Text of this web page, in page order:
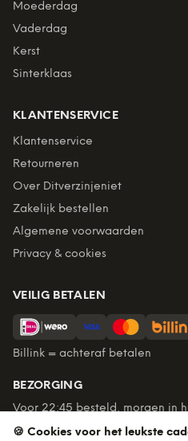
Moederdag
Vaderdag
Kerst
Sinterklaas
KLANTENSERVICE
Klantenservice
Retourneren
Over Ditverzinjeniet
Zakelijk bestellen
Algemene voorwaarden
Privacy & cookies
VEILIG BETALEN
Billink = achteraf betalen
BEZORGING
Voor 22:45 besteld, morgen in
€60. Tot 365 dagen retourneren.
🍪 Cookies voor het leukste